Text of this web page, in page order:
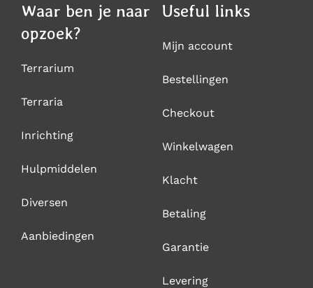
Waar ben je naar
opzoek?
Terrarium
Terraria
Inrichting
Hulpmiddelen
Diversen
Aanbiedingen
Useful links
Mijn account
Bestellingen
Checkout
Winkelwagen
Klacht
Betaling
Garantie
Levering